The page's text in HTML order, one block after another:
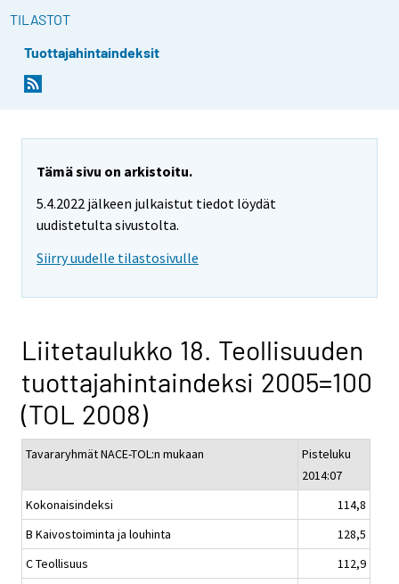
TILASTOT
Tuottajahintaindeksit
Tämä sivu on arkistoitu.
5.4.2022 jälkeen julkaistut tiedot löydät
uudistetulta sivustolta.
Siirry uudelle tilastosivulle
Liitetaulukko 18. Teollisuuden
tuottajahintaindeksi 2005=100
(TOL 2008)
Tavararyhmät NACE-TOL:n mukaan
Pisteluku
2014:07
Kokonaisindeksi
114,8
B Kaivostoiminta ja louhinta
128,5
C Teollisuus
112,9